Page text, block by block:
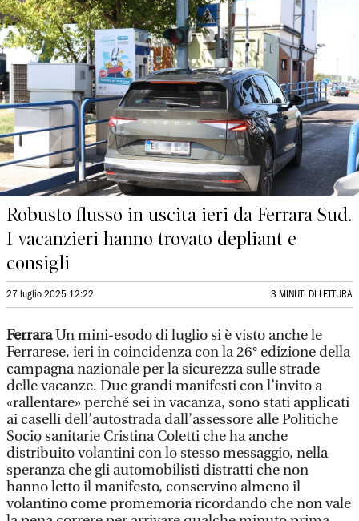
Robusto flusso in uscita ieri da Ferrara Sud.
I vacanzieri hanno trovato depliant e
consigli
27 luglio 2025 12:22 3 MINUTI DI LETTURA
FerraraUn mini-esodo di luglio si è visto anche le
Ferrarese, ieri in coincidenza con la 26° edizione della
campagna nazionale per la sicurezza sulle strade
delle vacanze. Due grandi manifesti con l’invito a
«rallentare» perché sei in vacanza, sono stati applicati
ai caselli dell’autostrada dall’assessore alle Politiche
Socio sanitarie Cristina Coletti che ha anche
distribuito volantini con lo stesso messaggio, nella
speranza che gli automobilisti distratti che non
hanno letto il manifesto, conservino almeno il
volantino come promemoria ricordando che non vale